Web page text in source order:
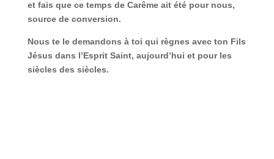
et fais que ce temps de Carême ait été pour nous,
source de conversion.
Nous te le demandons à toi qui règnes avec ton Fils
Jésus dans l’Esprit Saint, aujourd’hui et pour les
siècles des siècles.